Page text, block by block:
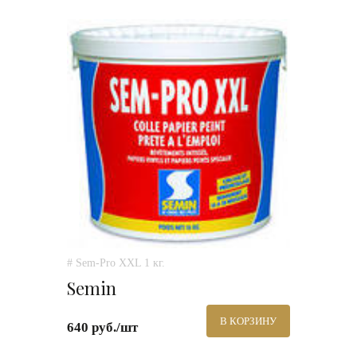
# Sem-Pro XXL 1 кг.
Semin
640 руб./шт В КОРЗИНУ